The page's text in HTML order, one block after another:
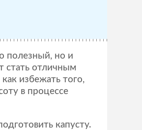
полезный, но и
стать отличным
избежать того,
в процессе
капусту.